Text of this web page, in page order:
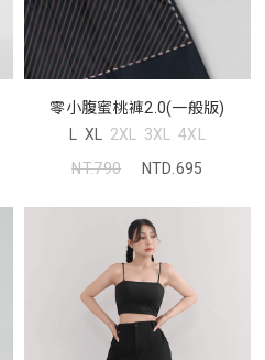
零小腹蜜桃褲2.0(一般版)
L XL 2XL 3XL 4XL
NT.790
NTD.695